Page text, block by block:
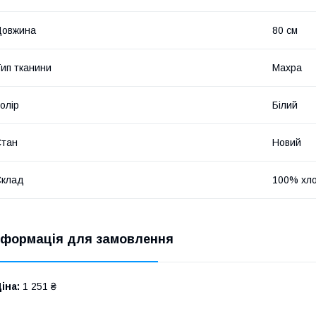
80 см
тканини Махра
Білий
Новий
100%
для замовлення
1 251 ₴